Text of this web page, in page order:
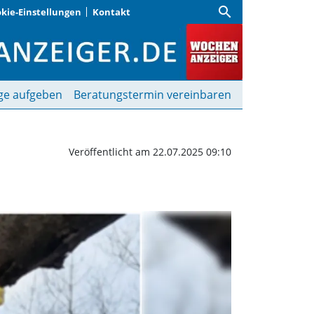
Einstellungen Kontakt search
umsonst |
aufgeben Beratungstermin vereinbaren
Veröffentlicht am 22.07.2025 09:10